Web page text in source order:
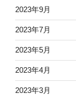
2023年9月
2023年7月
2023年5月
2023年4月
2023年3月